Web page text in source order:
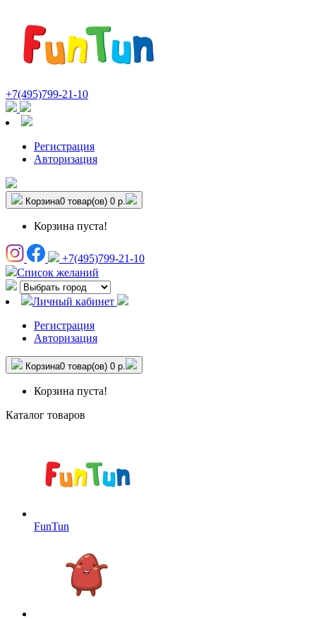
+7(495)799-21-10
Регистрация
Авторизация
Корзина0 товар(ов) 0 р.
Корзина пуста!
+7(495)799-21-10
Список желаний
Личный кабинет
Регистрация
Авторизация
Корзина0 товар(ов) 0 р.
Корзина пуста!
Каталог товаров
FunTun